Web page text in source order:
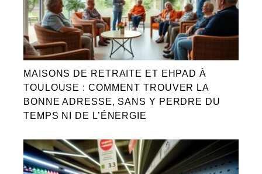
MAISONS DE RETRAITE ET EHPAD À
TOULOUSE : COMMENT TROUVER LA
BONNE ADRESSE, SANS Y PERDRE DU
TEMPS NI DE L’ÉNERGIE